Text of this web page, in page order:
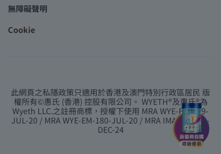
無障礙聲明
Cookie
此網頁之私隱政策只適用於香港及澳門特別行政區居民 版
權所有©惠氏 (香港) 控股有限公司。 WYETH®及惠氏®為
Wyeth LLC.之註冊商標，授權下使用 MRA WYE-EM-179-
JUL-20 / MRA WYE-EM-180-JUL-20 / MRA IMA-EM-113-
DEC-24